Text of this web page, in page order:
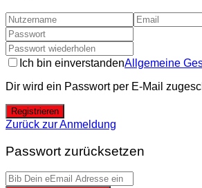
Ich bin einverstandenAllgemeine
Dir wird ein Passwort per E-Mail
Registrieren
Zurück zur Anmeldung
Passwort zurücksetzen